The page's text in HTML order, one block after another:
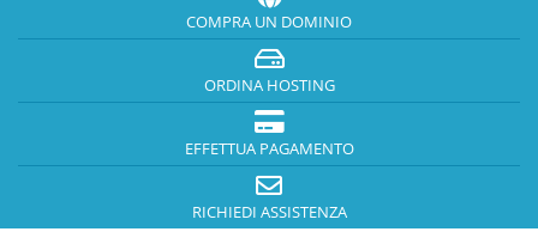
COMPRA UN DOMINIO
ORDINA HOSTING
EFFETTUA PAGAMENTO
RICHIEDI ASSISTENZA